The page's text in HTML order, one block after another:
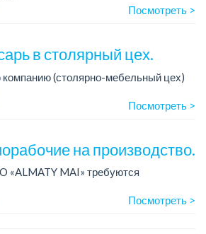
09.00 до 18.00.
Посмотреть >
в столярный цех.
компанию (столярно-мебельный цех)
08.00 до 18.00.
Посмотреть >
на производство.
«ALMATY MAI» требуются
300 000 тенге на руки.
Посмотреть >